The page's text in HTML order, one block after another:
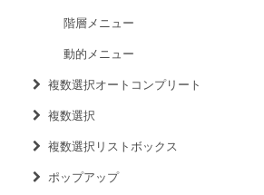
階層メニュー
動的メニュー
複数選択オートコンプリート
複数選択
複数選択リストボックス
ポップアップ